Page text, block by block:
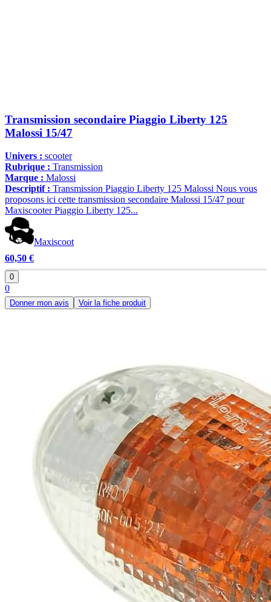
Transmission secondaire Piaggio Liberty 125
Malossi 15/47
Univers : scooter
Rubrique : Transmission
Marque : Malossi
Descriptif : Transmission Piaggio Liberty 125 Malossi Nous vous
proposons ici cette transmission secondaire Malossi 15/47 pour
Maxiscooter Piaggio Liberty 125...
Maxiscoot
60,50 €
0
0
Donner mon avis Voir la fiche produit